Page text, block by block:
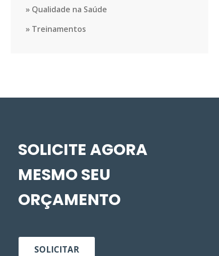
Qualidade na Saúde
Treinamentos
SOLICITE AGORA
MESMO SEU
ORÇAMENTO
SOLICITAR